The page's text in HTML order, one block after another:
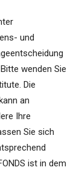
und
wenden Sie
Die
an
Ihre
Sie sich
ist in dem